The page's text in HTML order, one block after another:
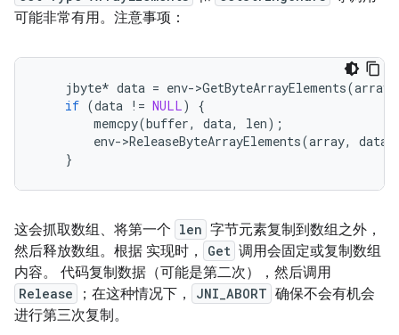
可能非常有用。注意事项：
jbyte* data = env->GetByteArrayElements(array
if (data != NULL)
{
memcpy(buffer, data, len);
env->ReleaseByteArrayElements(array, data
}
这会抓取数组、将第一个 len 字节元素复制到数组之外，
然后释放数组。根据 实现时，
Get 调用会固定或复制数组
内容。 代码复制数据（可能是第二次），然后调用
Release ；在这种情况下， JNI_ABORT 确保不会有机会
进行第三次复制。